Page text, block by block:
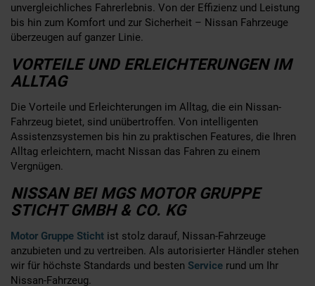
unvergleichliches Fahrerlebnis. Von der Effizienz und Leistung
bis hin zum Komfort und zur Sicherheit – Nissan Fahrzeuge
überzeugen auf ganzer Linie.
VORTEILE UND ERLEICHTERUNGEN IM
ALLTAG
Die Vorteile und Erleichterungen im Alltag, die ein Nissan-
Fahrzeug bietet, sind unübertroffen. Von intelligenten
Assistenzsystemen bis hin zu praktischen Features, die Ihren
Alltag erleichtern, macht Nissan das Fahren zu einem
Vergnügen.
NISSAN BEI MGS MOTOR GRUPPE
STICHT GMBH & CO. KG
Motor Gruppe Sticht ist stolz darauf, Nissan-Fahrzeuge
anzubieten und zu vertreiben. Als autorisierter Händler stehen
wir für höchste Standards und besten Service rund um Ihr
Nissan-Fahrzeug.